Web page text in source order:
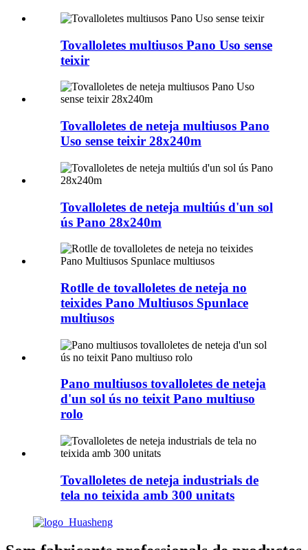
Tovalloletes multiusos Pano Uso sense
teixir
Tovalloletes de neteja multiusos Pano
Uso sense teixir 28x240m
Tovalloletes de neteja multiús d'un sol
ús Pano 28x240m
Rotlle de tovalloletes de neteja no
teixides Pano Multiusos Spunlace
multiusos
Pano multiusos tovalloletes de neteja
d'un sol ús no teixit Pano multiuso
rolo
Tovalloletes de neteja industrials de
tela no teixida amb 300 unitats